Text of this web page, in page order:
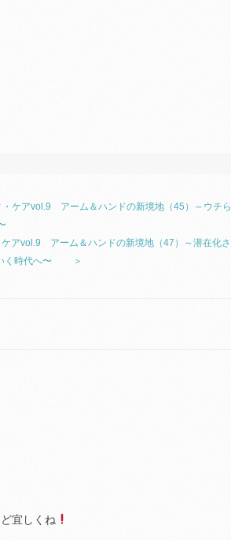
ケアvol.9 アーム＆ハンドの新境地（45）～ウチら
〜
アvol.9 アーム＆ハンドの新境地（47）～潜在化さ
いく時代へ〜 ＞
宜しくね